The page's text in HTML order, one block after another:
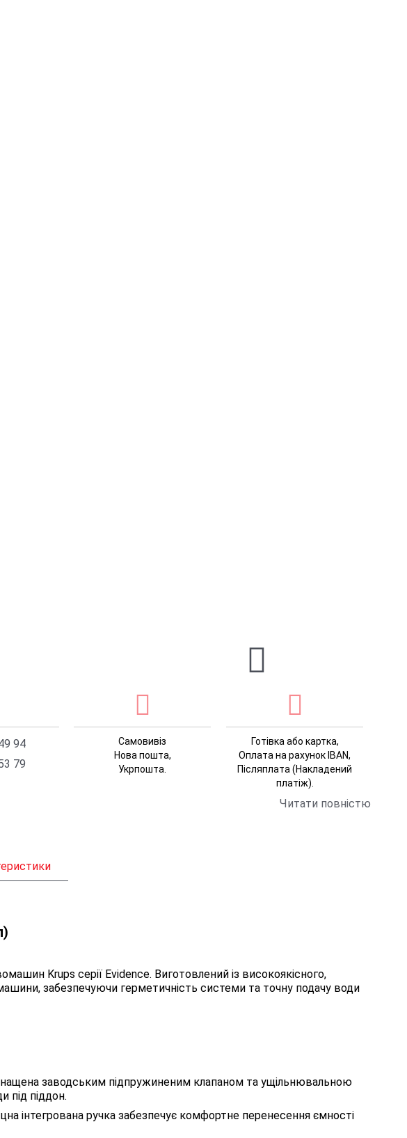
94
79
Самовивіз
Нова пошта,
Укрпошта.
Готівка або картка,
Оплата на рахунок IBAN,
Післяплата (Накладений
платіж).
Читати повністю
Krups серії Evidence. Виготовлений із високоякісного,
забезпечуючи герметичність системи та точну подачу води
заводським підпружиненим клапаном та ущільнювальною
під піддон.
інтегрована ручка забезпечує комфортне перенесення ємності